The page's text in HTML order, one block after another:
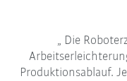
Die
Produktionsablauf.